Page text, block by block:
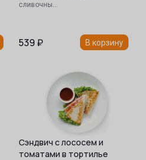
сливочны…
539 ₽ В корзину
Сэндвич с лососем и
томатами в тортилье